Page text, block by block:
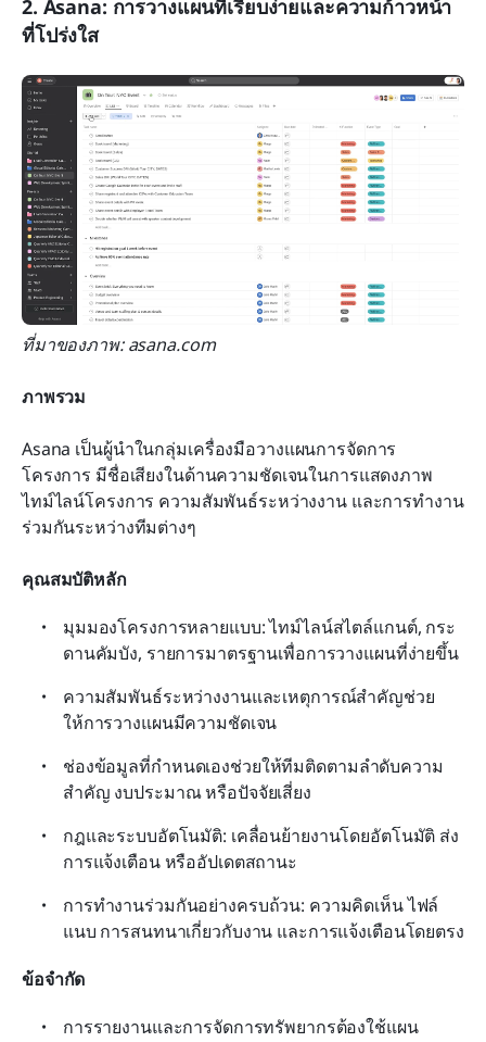
2. Asana: การวางแผนที่เรียบง่ายและความก้าวหน้า
ที่โปร่งใส
ที่มาของภาพ: asana.com
ภาพรวม
Asana เป็นผู้นำในกลุ่มเครื่องมือวางแผนการจัดการ
โครงการ มีชื่อเสียงในด้านความชัดเจนในการแสดงภาพ
ไทม์ไลน์โครงการ ความสัมพันธ์ระหว่างงาน และการทำงาน
ร่วมกันระหว่างทีมต่างๆ
คุณสมบัติหลัก
มุมมองโครงการหลายแบบ: ไทม์ไลน์สไตล์แกนต์, กระ
ดานคัมบัง, รายการมาตรฐานเพื่อการวางแผนที่ง่ายขึ้น
ความสัมพันธ์ระหว่างงานและเหตุการณ์สำคัญช่วย
ให้การวางแผนมีความชัดเจน
ช่องข้อมูลที่กำหนดเองช่วยให้ทีมติดตามลำดับความ
สำคัญ งบประมาณ หรือปัจจัยเสี่ยง
กฎและระบบอัตโนมัติ: เคลื่อนย้ายงานโดยอัตโนมัติ ส่ง
การแจ้งเตือน หรืออัปเดตสถานะ
การทำงานร่วมกันอย่างครบถ้วน: ความคิดเห็น ไฟล์
แนบ การสนทนาเกี่ยวกับงาน และการแจ้งเตือนโดยตรง
ข้อจำกัด
การรายงานและการจัดการทรัพยากรต้องใช้แผน